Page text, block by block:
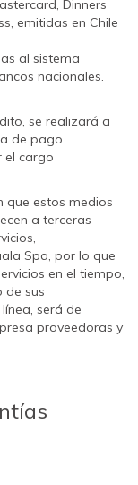
Dinners
emitidas en Chile
al sistema
nacionales.
se realizará a
de pago
el cargo
que estos medios
a terceras
Spa, por lo que
en el tiempo,
de sus
será de
proveedoras y